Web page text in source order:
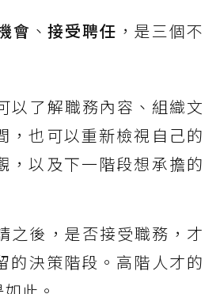
會 、接受聘任 ，是三個不
以了解職務內容、組織文
，也可以重新檢視自己的
，以及下一階段想承擔的
之後，是否接受職務，才
的決策階段。高階人才的